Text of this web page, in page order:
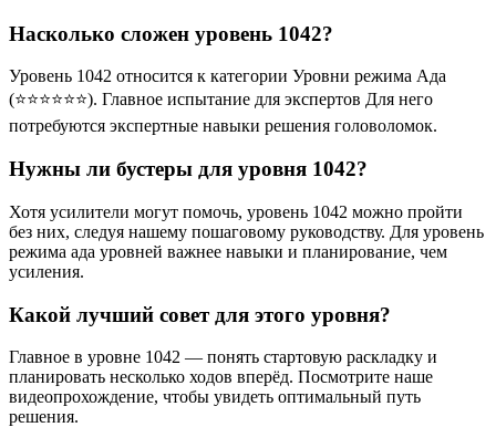
Насколько сложен уровень 1042?
Уровень 1042 относится к категории Уровни режима Ада
(⭐⭐⭐⭐⭐⭐). Главное испытание для экспертов Для него
потребуются экспертные навыки решения головоломок.
Нужны ли бустеры для уровня 1042?
Хотя усилители могут помочь, уровень 1042 можно пройти
без них, следуя нашему пошаговому руководству. Для уровень
режима ада уровней важнее навыки и планирование, чем
усиления.
Какой лучший совет для этого уровня?
Главное в уровне 1042 — понять стартовую раскладку и
планировать несколько ходов вперёд. Посмотрите наше
видеопрохождение, чтобы увидеть оптимальный путь
решения.